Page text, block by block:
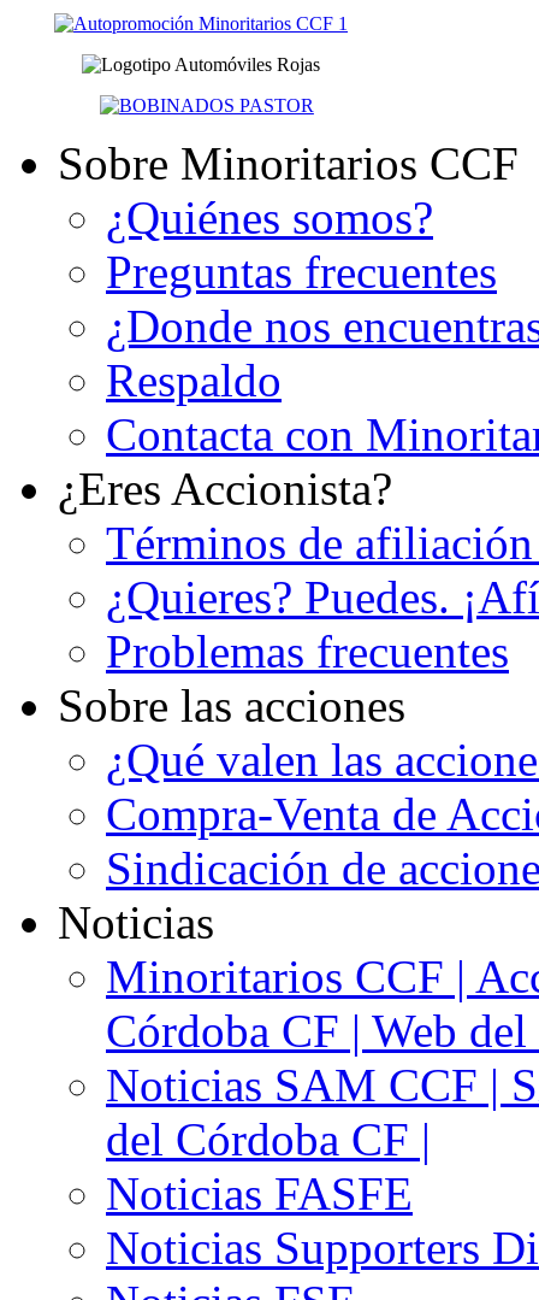
Sobre Minoritarios CCF
¿Quiénes somos?
Preguntas frecuentes
¿Donde nos
Respaldo
Contacta con
¿Eres Accionista?
Términos de
¿Quieres? Puedes.
Problemas frecuentes
Sobre las acciones
¿Qué valen las
Compra-Venta de
Sindicación de
Noticias
Minoritarios CCF |
Córdoba CF | Web
Noticias SAM CCF |
del Córdoba CF |
Noticias FASFE
Noticias Supporters